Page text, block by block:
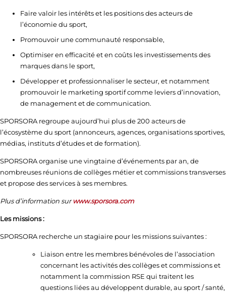
Faire valoir les intérêts et les positions des acteurs de
l’économie du sport,
Promouvoir une communauté responsable,
Optimiser en efficacité et en coûts les investissements des
marques dans le sport,
Développer et professionnaliser le secteur, et notamment
promouvoir le marketing sportif comme leviers d’innovation,
de management et de communication.
SPORSORA regroupe aujourd’hui plus de 200 acteurs de
l’écosystème du sport (annonceurs, agences, organisations sportives,
médias, instituts d’études et de formation).
SPORSORA organise une vingtaine d’événements par an, de
nombreuses réunions de collèges métier et commissions transverses
et propose des services à ses membres.
Plus d’information surwww.sporsora.com
Les missions :
SPORSORA recherche un stagiaire pour les missions suivantes :
Liaison entre les membres bénévoles de l’association
concernant les activités des collèges et commissions et
notamment la commission RSE qui traitent les
questions liées au développent durable, au sport / santé,